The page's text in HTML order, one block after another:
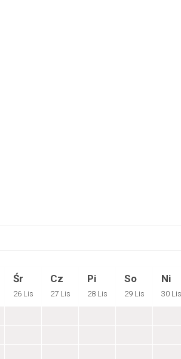
Śr
26 Lis
Cz
27 Lis
Pi
28 Lis
So
29 Lis
Ni
30